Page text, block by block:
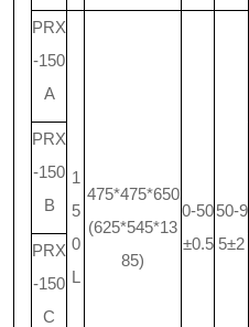
PRX
-150
A
1
5
0
L
475*475*650
(625*545*13
85)
0-50
±0.5
50-9
5±2
PRX
-150
B
PRX
-150
C